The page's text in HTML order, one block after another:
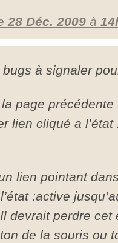
28 Déc. 2009 à
à signaler
page
lien cliqué a l’état
lien pointant
:active
devrait perdre cet
de la souris ou